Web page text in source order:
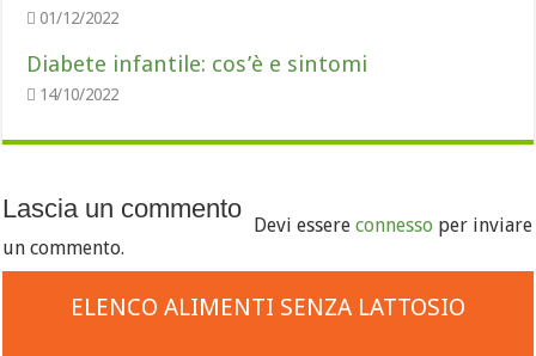
01/12/2022
Diabete infantile: cos’è e sintomi
14/10/2022
Lascia un commento
Devi essereconnesso per inviare
un commento.
ELENCO ALIMENTI SENZA LATTOSIO